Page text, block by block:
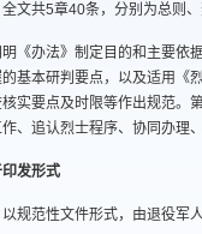
全文共5章40条，分别为总则
《办法》制定目的和主要依
基本研判要点，以及适用《
实要点及时限等作出规范。
、追认烈士程序、协同办理
发形式
以规范性文件形式，由退役